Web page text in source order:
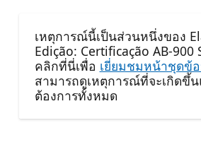
เหตุการณ์นี้เป็นส่วนหนึ่งของ
Edição: Certificação AB-900
คลิกที่นี่เพื่อ เยี่ยมชมหน้าชุดข้
สามารถดูเหตุการณ์ที่จะเกิดขึ้
ต้องการทั้งหมด